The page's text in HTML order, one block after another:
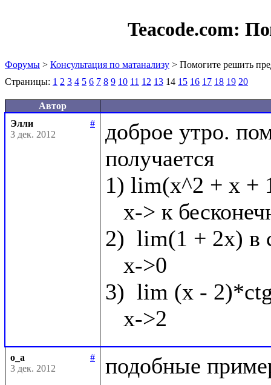
Teacode.com:
Форумы > Консультация по матанализу > Помогите решить
Страницы: 1 2 3 4 5 6 7 8 9 10 11 12 13 14 15 16 17 18 19 20
Автор
Элли
#
3 дек. 2012
доброе утро.
получается
1) lim(x^2 + x +
2)  lim(1 + 2x) в
3)  lim (x -
o_a
#
3 дек. 2012
подобные